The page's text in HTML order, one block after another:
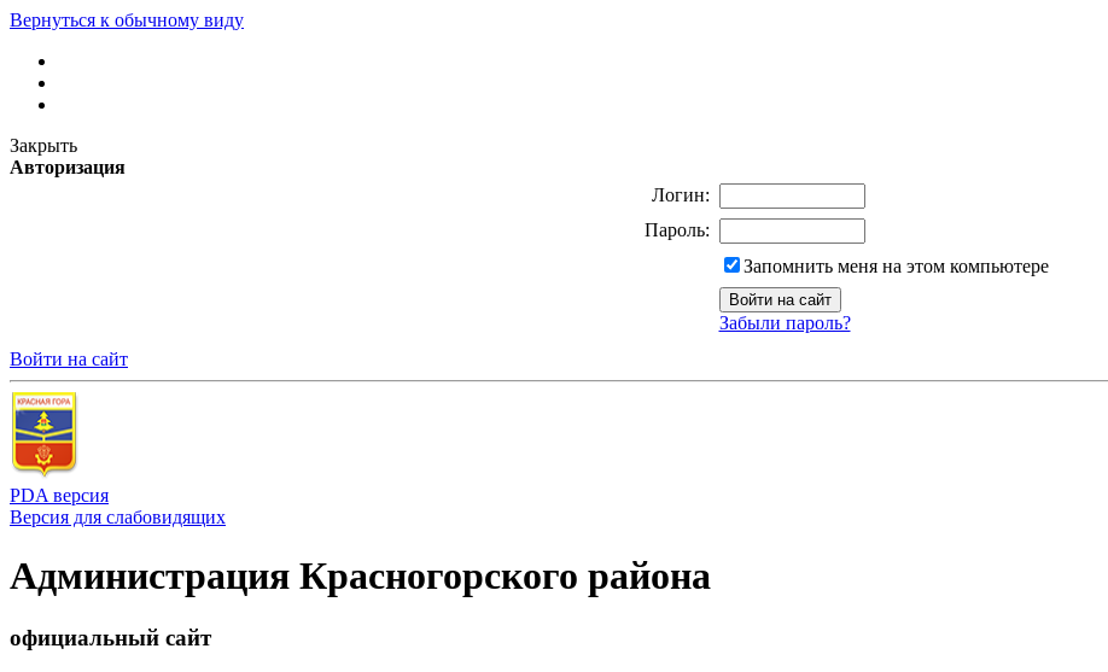
Вернуться к обычному виду
Закрыть
Авторизация
Логин:
Пароль:
Запомнить меня на этом компьютере
Забыли пароль?
Войти на сайт
PDA версия
Версия для слабовидящих
Администрация Красногорского района
официальный сайт